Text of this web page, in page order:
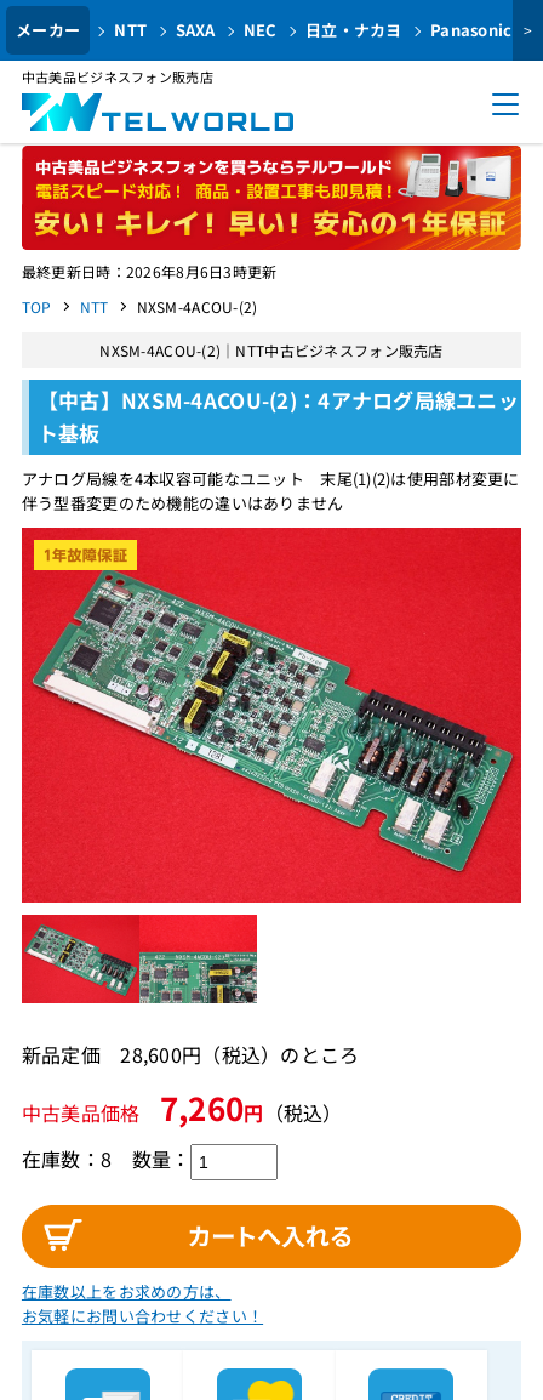
メーカー NTT SAXA NEC 日立・ナカヨ Panasonic >
中古美品ビジネスフォン販売店
最終更新日時：2026年8月6日3時更新
TOP
NTT NXSM-4ACOU-(2)
NXSM-4ACOU-(2)｜NTT中古ビジネスフォン販売店
【中古】NXSM-4ACOU-(2)：4アナログ局線ユニッ
ト基板
アナログ局線を4本収容可能なユニット 末尾(1)(2)は使用部材変更に
伴う型番変更のため機能の違いはありません
新品定価 28,600円（税込）のところ
中古美品価格 7,260円 （税込）
在庫数：8 数量：
在庫数以上をお求めの方は、
お気軽にお問い合わせください！